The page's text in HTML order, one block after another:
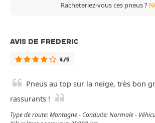
Racheteriez-vous ces pneus ?
AVIS DE FREDERIC
4/5
Pneus au top sur la neige, très bon
rassurants !
Type de route: Montagne - Conduite: Normale -